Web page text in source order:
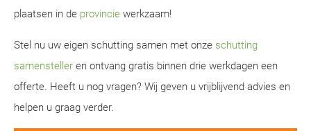
plaatsen in de provincie werkzaam!
Stel nu uw eigen schutting samen met onze schutting
samensteller en ontvang gratis binnen drie werkdagen een
offerte. Heeft u nog vragen? Wij geven u vrijblijvend advies en
helpen u graag verder.